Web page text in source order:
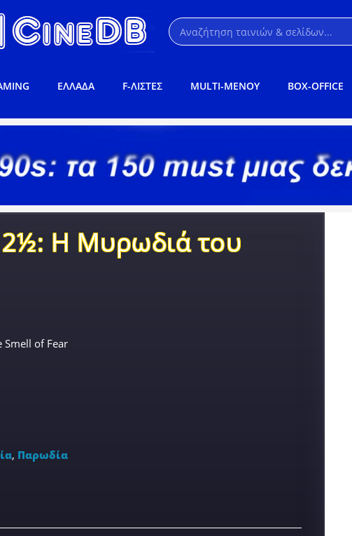
ΕΛΛΑΔΑ F-ΛΙΣΤΕΣ MULTI-ΜΕΝΟΥ BOX-OFFICE
2½: Η Μυρωδιά του
Smell of Fear
, Παρωδία